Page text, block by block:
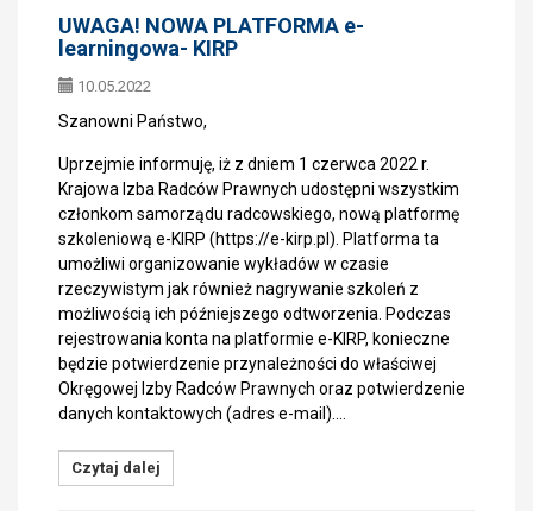
UWAGA! NOWA PLATFORMA e-
learningowa- KIRP
10.05.2022
Szanowni Państwo,
Uprzejmie informuję, iż z dniem 1 czerwca 2022 r.
Krajowa Izba Radców Prawnych udostępni wszystkim
członkom samorządu radcowskiego, nową platformę
szkoleniową e-KIRP (https://e-kirp.pl). Platforma ta
umożliwi organizowanie wykładów w czasie
rzeczywistym jak również nagrywanie szkoleń z
możliwością ich późniejszego odtworzenia. Podczas
rejestrowania konta na platformie e-KIRP, konieczne
będzie potwierdzenie przynależności do właściwej
Okręgowej Izby Radców Prawnych oraz potwierdzenie
danych kontaktowych (adres e-mail).…
Czytaj dalej